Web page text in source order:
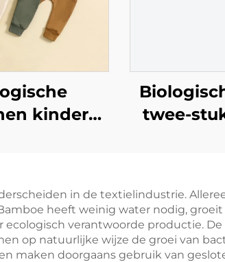
kinder
twee-
in de textielindustrie.
heeft weinig water nodig, groeit
verantwoorde productie.
op natuurlijke wijze de groei van
maken doorgaans gebruik van